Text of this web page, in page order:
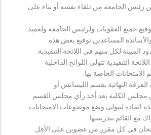
رئيس الجامعة من تلقاء نفسه أو بناء على
جميع العقوبات ولرئيس الجامعة ولعميد
والأساتذة المساعدين توقيع بعض هذه
المبينة لكل منهم في اللائحة التنفيذية.
التنفيذية تتولى اللوائح الداخلية
الامتحانات الخاصة بها.
الفرقة النهائية بقسم الليسانس أو
مجلس الكلية بعد أخذ رأي مجلس القسم
المادة ليتولى وضع موضوعات الامتحانات
مع القائم بتدريسها.
في كل مقرر من عضوين على الأقل